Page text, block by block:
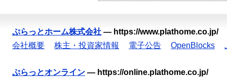
ぷらっとホーム株式会社 — https://www.plathome.co.jp/
会社概要
株主・投資家情報 電子公告 OpenBlocks
ぷらっとオンライン — https://online.plathome.co.jp/